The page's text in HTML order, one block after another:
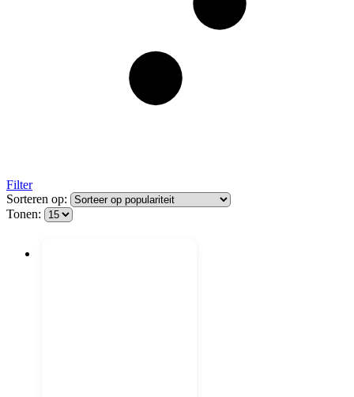
Filter
Sorteren op:
Tonen: